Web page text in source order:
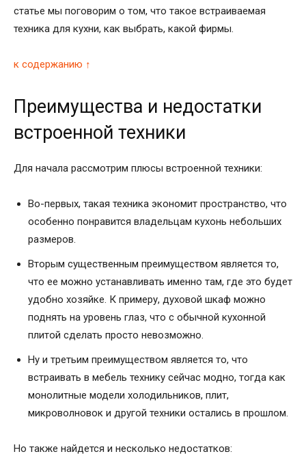
статье мы поговорим о том, что такое встраиваемая
техника для кухни, как выбрать, какой фирмы.
к содержанию ↑
Преимущества и недостатки
встроенной техники
Для начала рассмотрим плюсы встроенной техники:
Во-первых, такая техника экономит пространство, что
особенно понравится владельцам кухонь небольших
размеров.
Вторым существенным преимуществом является то,
что ее можно устанавливать именно там, где это будет
удобно хозяйке. К примеру, духовой шкаф можно
поднять на уровень глаз, что с обычной кухонной
плитой сделать просто невозможно.
Ну и третьим преимуществом является то, что
встраивать в мебель технику сейчас модно, тогда как
монолитные модели холодильников, плит,
микроволновок и другой техники остались в прошлом.
Но также найдется и несколько недостатков: